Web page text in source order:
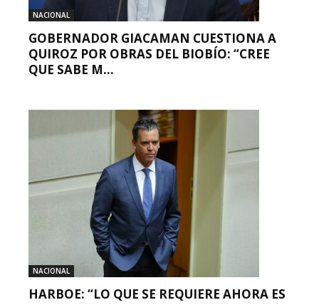
NACIONAL
GOBERNADOR GIACAMAN CUESTIONA A
QUIROZ POR OBRAS DEL BIOBÍO: “CREE
QUE SABE M...
NACIONAL
HARBOE: “LO QUE SE REQUIERE AHORA ES